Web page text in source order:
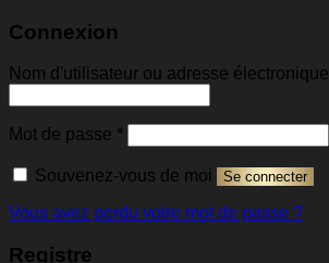
Connexion
Nom d'utilisateur ou adresse électronique
Mot de passe *Obligatoire
Souvenez-vous de moi Se connecter
Vous avez perdu votre mot de passe ?
Registre